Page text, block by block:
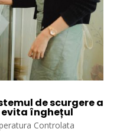
de scurgere a
evita înghețul
Controlata